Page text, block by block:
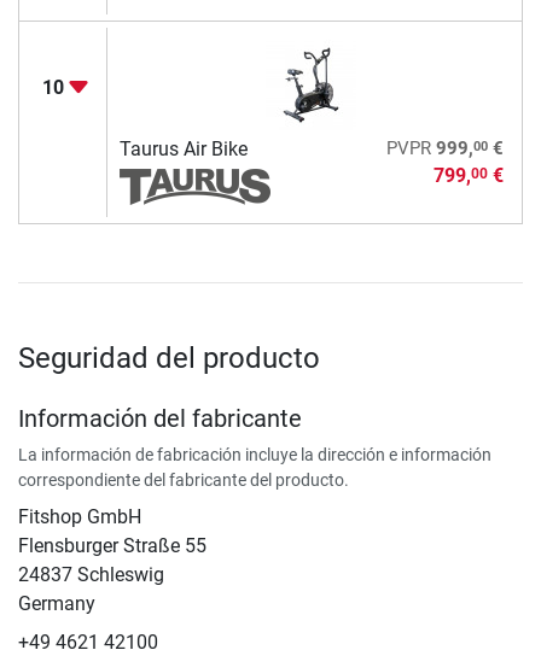
10
Taurus Air Bike PVPR 999,00€
799,00€
Seguridad del producto
Información del fabricante
La información de fabricación incluye la dirección e información
correspondiente del fabricante del producto.
Fitshop GmbH
Flensburger Straße 55
24837 Schleswig
Germany
+49 4621 42100